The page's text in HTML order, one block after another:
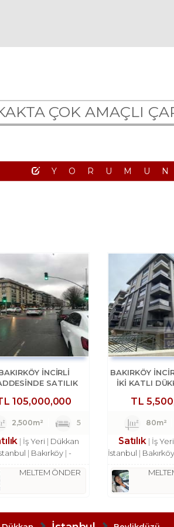
ÇOK AMAÇLI
İNCİRLİ
SATILIK
105,000,000
2,500m² 5
İş Yeri
Dükkan
Bakırköy -
MELTEM ÖNDER
BAKIRKÖY
İKİ KATLI
TL
80m²
Satılık İş Yeri
İstanbul
Bakırköy